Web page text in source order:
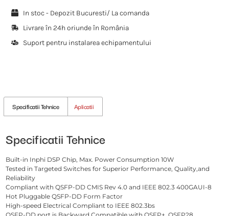
In stoc - Depozit Bucuresti/ La comanda
Livrare în 24h oriunde în România
Suport pentru instalarea echipamentului
Specificatii Tehnice Aplicatii
Specificatii Tehnice
Built-in Inphi DSP Chip, Max. Power Consumption 10W
Tested in Targeted Switches for Superior Performance, Quality,and
Reliability
Compliant with QSFP-DD CMIS Rev 4.0 and IEEE 802.3 400GAUI-8
Hot Pluggable QSFP-DD Form Factor
High-speed Electrical Compliant to IEEE 802.3bs